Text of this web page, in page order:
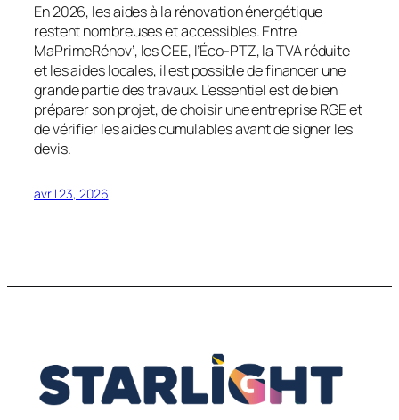
En 2026, les aides à la rénovation énergétique
restent nombreuses et accessibles. Entre
MaPrimeRénov’, les CEE, l’Éco‑PTZ, la TVA réduite
et les aides locales, il est possible de financer une
grande partie des travaux. L’essentiel est de bien
préparer son projet, de choisir une entreprise RGE et
de vérifier les aides cumulables avant de signer les
devis.
avril 23, 2026